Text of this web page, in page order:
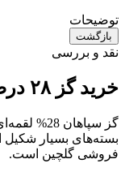
توضیحات
بازگشت
نقد و بررسی
خرید گز ۲۸ درصد آردی پسته و بادام سپاهان
بسته‌های بسیار شکیل
فروشی گلچین است.